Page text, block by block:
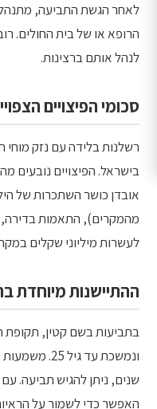
לאחר הגשת התביעה,
הרופא או של בית החולים.
לנהל אותם ברצינות.
סכומי הפיצויים
רשלנות בלידה עם נזק מוחי
בישראל. הפיצויים נובעים
מהמקרים), התאמות בדירה,
לעשרות מיליוני שקלים
ההתיישנות מיוחדת
שנים, ניתן להגיש תביעה.
האפשר כדי לשמור על